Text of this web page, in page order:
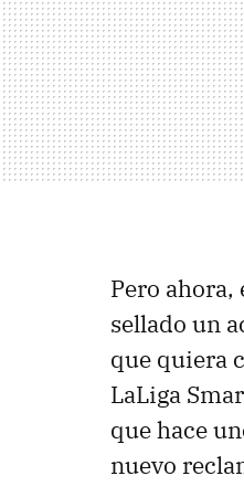
Pero
sellado un
que quiera
LaLiga
que hace
nuevo